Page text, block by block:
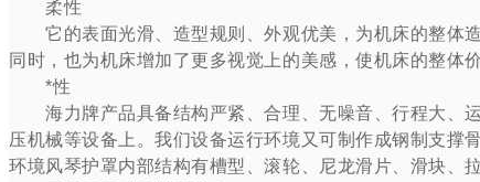
柔性
它的表面光滑、造型规则、外观优美，为机床的整体
同时，也为机床增加了更多视觉上的美感，使机床的整体
*性
海力牌产品具备结构严紧、合理、无噪音、行程大、
压机械等设备上。我们设备运行环境又可制作成钢制支
环境风琴护罩内部结构有槽型、滚轮、尼龙滑片、滑块、